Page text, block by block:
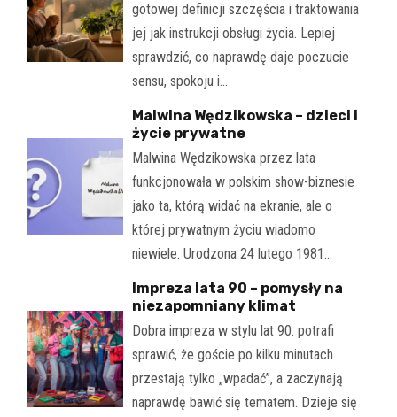
gotowej definicji szczęścia i traktowania
jej jak instrukcji obsługi życia. Lepiej
sprawdzić, co naprawdę daje poczucie
sensu, spokoju i…
Malwina Wędzikowska – dzieci i
życie prywatne
Malwina Wędzikowska przez lata
funkcjonowała w polskim show-biznesie
jako ta, którą widać na ekranie, ale o
której prywatnym życiu wiadomo
niewiele. Urodzona 24 lutego 1981…
Impreza lata 90 – pomysły na
niezapomniany klimat
Dobra impreza w stylu lat 90. potrafi
sprawić, że goście po kilku minutach
przestają tylko „wpadać”, a zaczynają
naprawdę bawić się tematem. Dzieje się